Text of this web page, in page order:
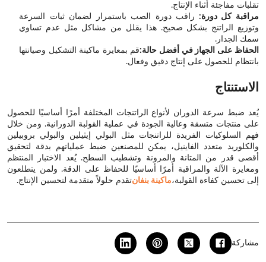
تقلبات مفاجئة أثناء الإنتاج.
مراقبة كل دورة: راقب دورة الصب باستمرار لضمان ثبات السرعة
وتوزيع الراتنج بشكل صحيح. هذا يقلل من مشاكل مثل عدم تساوي
سمك الجدار.
الحفاظ على الجهاز في أفضل حالة:قم بمعايرة ماكينة التشكيل وصيانتها
بانتظام للحصول على إنتاج دقيق وفعال.
الاستنتاج
يُعد ضبط سرعة الدوران لأنواع الراتنجات المختلفة أمرًا أساسيًا للحصول
على منتجات متسقة وعالية الجودة في عملية القولبة الدورانية. ومن خلال
فهم السلوكيات الفريدة للراتنجات مثل البولي إيثيلين والبولي بروبيلين
والكلوريد متعدد الفاينيل، يمكن للمصنعين ضبط عملياتهم بدقة لتحقيق
أقصى قدر من المتانة والمرونة وتشطيب السطح. يُعد الاختبار المنتظم
ومعايرة الآلة والمراقبة أمرًا أساسيًا للحفاظ على الدقة. ولمن يتطلعون
إلى تحسين كفاءة القولبة،ماكينة بنفانتقدم حلولاً متقدمة لتحسين الإنتاج.
مشاركة